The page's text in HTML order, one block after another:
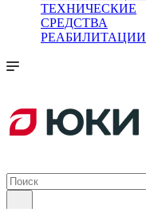
ТЕХНИЧЕСКИЕ
СРЕДСТВА
РЕАБИЛИТАЦИИ